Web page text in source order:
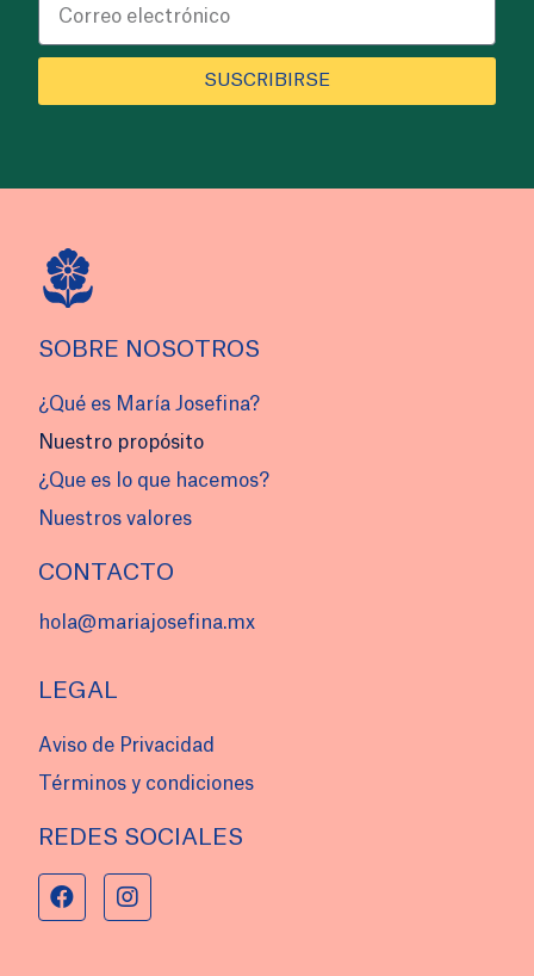
SUSCRIBIRSE
SOBRE NOSOTROS
¿Qué es María Josefina?
Nuestro propósito
¿Que es lo que hacemos?
Nuestros valores
CONTACTO
hola@mariajosefina.mx
LEGAL
Aviso de Privacidad
Términos y condiciones
REDES SOCIALES